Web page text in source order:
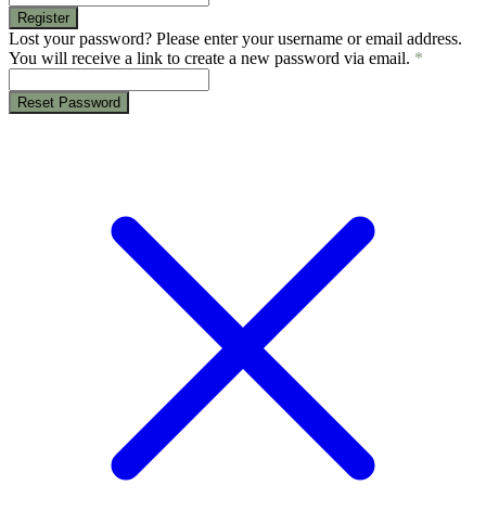
Register
Lost your password? Please enter your username or email address.
You will receive a link to create a new password via email. *
Reset Password